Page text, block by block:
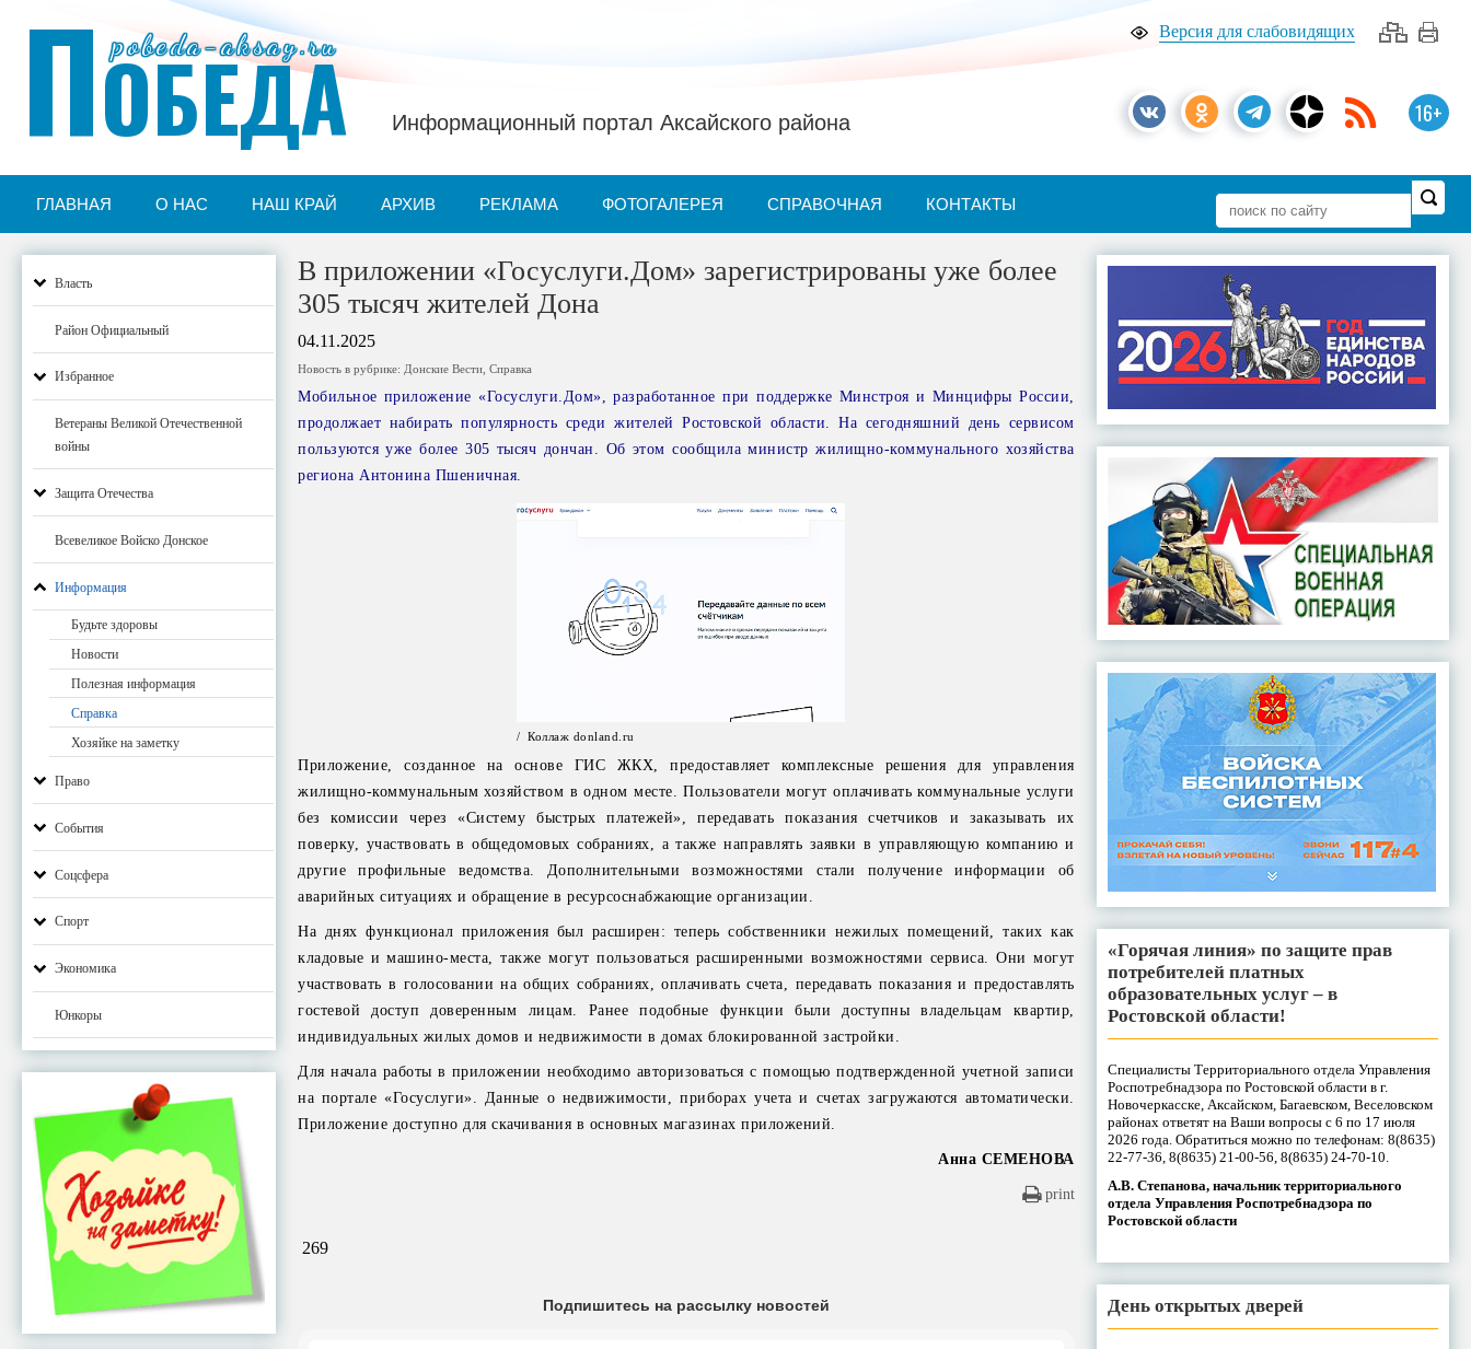
Версия для слабовидящих
16+
pobeda-aksay.ru
ПОБЕДА Информационный портал Аксайского района
ГЛАВНАЯ О НАС НАШ КРАЙ АРХИВ РЕКЛАМА ФОТОГАЛЕРЕЯ СПРАВОЧНАЯ КОНТАКТЫ
Власть
Район Официальный
Избранное
Ветераны Великой Отечественной
войны
Защита Отечества
Всевеликое Войско Донское
Информация
Будьте здоровы
Новости
Полезная информация
Справка
Хозяйке на заметку
Право
События
Соцсфера
Спорт
Экономика
Юнкоры
В приложении «Госуслуги.Дом» зарегистрированы уже более
305 тысяч жителей Дона
04.11.2025
Новость в рубрике: Донские Вести ,Справка
Мобильное приложение «Госуслуги.Дом», разработанное при поддержке Минстроя и Минцифры России,
продолжает набирать популярность среди жителей Ростовской области. На сегодняшний день сервисом
пользуются уже более 305 тысяч дончан. Об этом сообщила министр жилищно-коммунального хозяйства
региона Антонина Пшеничная.
/ Коллаж donland.ru
Приложение, созданное на основе ГИС ЖКХ, предоставляет комплексные решения для управления
жилищно-коммунальным хозяйством в одном месте. Пользователи могут оплачивать коммунальные услуги
без комиссии через «Систему быстрых платежей», передавать показания счетчиков и заказывать их
поверку, участвовать в общедомовых собраниях, а также направлять заявки в управляющую компанию и
другие профильные ведомства. Дополнительными возможностями стали получение информации об
аварийных ситуациях и обращение в ресурсоснабжающие организации.
На днях функционал приложения был расширен: теперь собственники нежилых помещений, таких как
кладовые и машино-места, также могут пользоваться расширенными возможностями сервиса. Они могут
участвовать в голосовании на общих собраниях, оплачивать счета, передавать показания и предоставлять
гостевой доступ доверенным лицам. Ранее подобные функции были доступны владельцам квартир,
индивидуальных жилых домов и недвижимости в домах блокированной застройки.
Для начала работы в приложении необходимо авторизоваться с помощью подтвержденной учетной записи
на портале «Госуслуги». Данные о недвижимости, приборах учета и счетах загружаются автоматически.
Приложение доступно для скачивания в основных магазинах приложений.
Анна СЕМЕНОВА
print
269
Подпишитесь на рассылку новостей
«Горячая линия» по защите прав
потребителей платных
образовательных услуг – в
Ростовской области!
Специалисты Территориального отдела Управления
Роспотребнадзора по Ростовской области в г.
Новочеркасске, Аксайском, Багаевском, Веселовском
районах ответят на Ваши вопросы с 6 по 17 июля
2026 года. Обратиться можно по телефонам: 8(8635)
22-77-36, 8(8635) 21-00-56, 8(8635) 24-70-10.
А.В. Степанова, начальник территориального
отдела Управления Роспотребнадзора по
Ростовской области
День открытых дверей